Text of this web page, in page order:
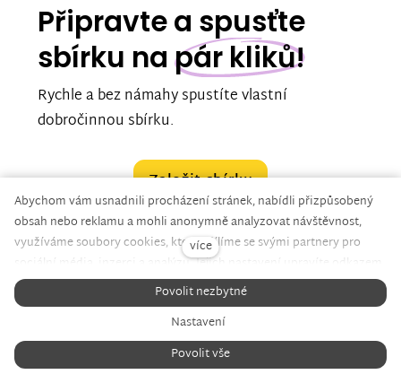
Připravte a spusťte
sbírku na pár kliků!
Rychle a bez námahy spustíte vlastní
dobročinnou sbírku.
Založit sbírku
ZNESNÁZE21 V MÉDIÍCH
Abychom vám usnadnili procházení stránek, nabídli přizpůsobený
obsah nebo reklamu a mohli anonymně analyzovat návštěvnost,
využíváme soubory cookies, které sdílíme se svými partnery pro
sociální média, inzerci a analýzu. Jejich nastavení upravíte odkazem
"Nastavení cookies" a kdykoliv jej můžete změnit v patičce webu.
Podrobnější informace najdete v našichZásadách ochrany osobních
a používání souborů cookies. Souhlasíte s používáním
cookies?
více
Povolit nezbytné
Nastavení
Povolit vše